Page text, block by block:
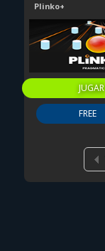
Plinko+
JUGAR
FREE